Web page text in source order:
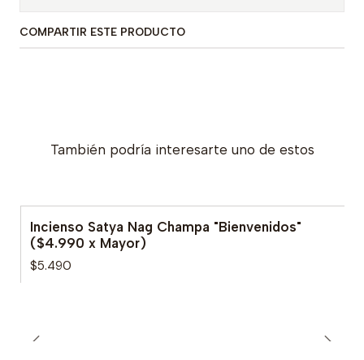
COMPARTIR ESTE PRODUCTO
También podría interesarte uno de estos
Incienso Satya Nag Champa "Bienvenidos"
($4.990 x Mayor)
$5.490